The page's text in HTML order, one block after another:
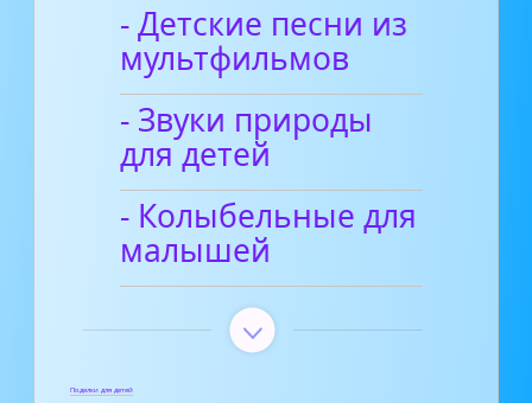
- Детские песни из
мультфильмов
- Звуки природы
для детей
- Колыбельные для
малышей
Поделки для детей